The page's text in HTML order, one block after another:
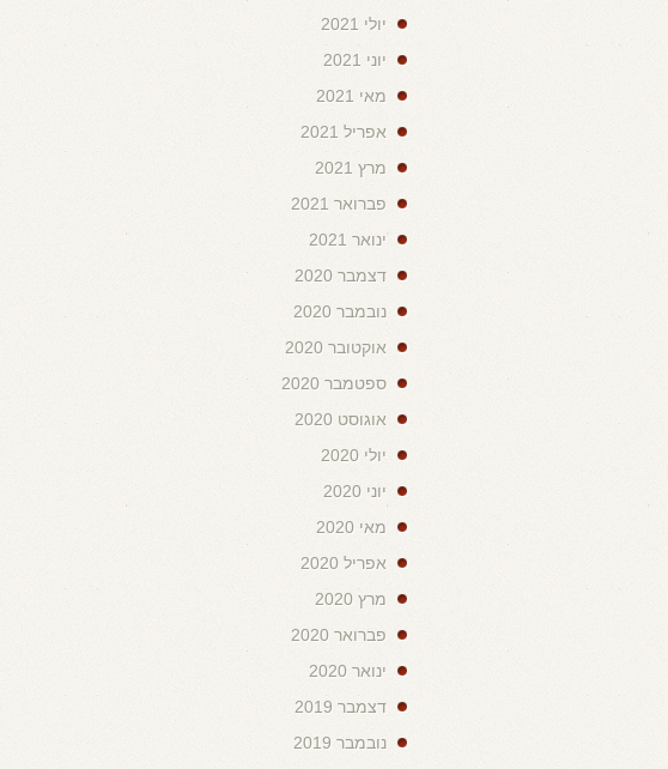
יולי 2021
יוני 2021
מאי 2021
אפריל 2021
מרץ 2021
פברואר 2021
ינואר 2021
דצמבר 2020
נובמבר 2020
אוקטובר 2020
ספטמבר 2020
אוגוסט 2020
יולי 2020
יוני 2020
מאי 2020
אפריל 2020
מרץ 2020
פברואר 2020
ינואר 2020
דצמבר 2019
נובמבר 2019